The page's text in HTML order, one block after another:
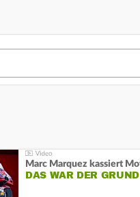
DAS WAR DER GRUND